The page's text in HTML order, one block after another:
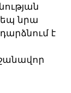
նրա
է